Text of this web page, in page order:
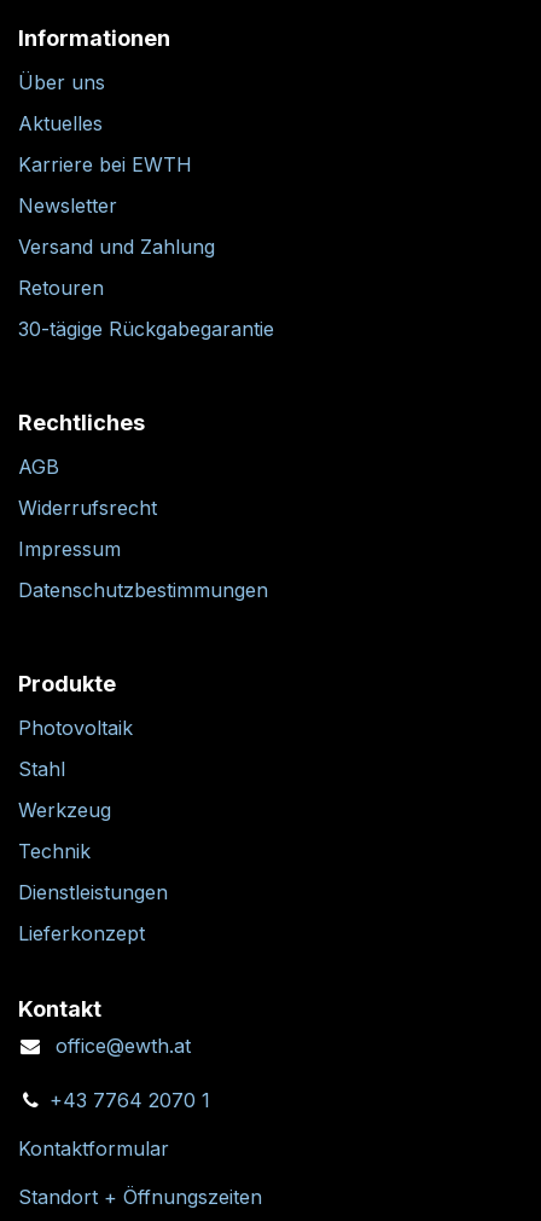
Informationen
Über uns
Aktuelles
Karriere bei EWTH
Newsletter
Versand und Zahlung
Retouren
30-tägige Rückgabegarantie
Rechtliches
AGB
Widerrufsrecht
Impressum
Datenschutzbestimmungen
Produkte
Photovoltaik
Stahl
Werkzeug
Technik
Dienstleistungen
Lieferkonzept
Kontakt
office@ewth.at
+43 7764 2070 1
Kontaktformular
Standort + Öffnungszeiten